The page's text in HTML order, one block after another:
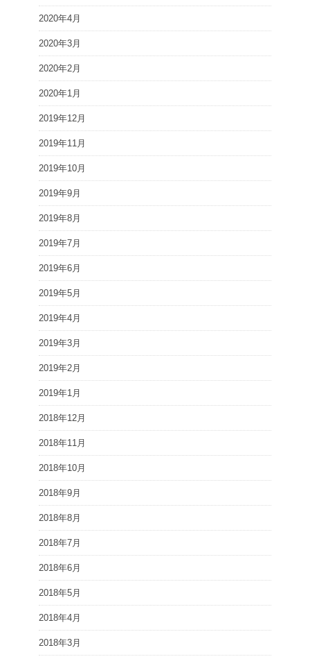
2020年4月
2020年3月
2020年2月
2020年1月
2019年12月
2019年11月
2019年10月
2019年9月
2019年8月
2019年7月
2019年6月
2019年5月
2019年4月
2019年3月
2019年2月
2019年1月
2018年12月
2018年11月
2018年10月
2018年9月
2018年8月
2018年7月
2018年6月
2018年5月
2018年4月
2018年3月